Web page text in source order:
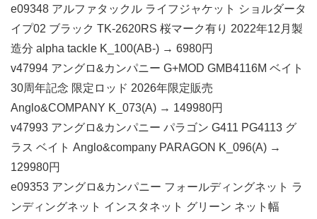
e09348 アルファタックル ライフジャケット ショルダータ
イプ02 ブラック TK-2620RS 桜マーク有り 2022年12月製
造分 alpha tackle K_100(AB-) → 6980円
v47994 アングロ&カンパニー G+MOD GMB4116M ベイト
30周年記念 限定ロッド 2026年限定販売
Anglo&COMPANY K_073(A) → 149980円
v47993 アングロ&カンパニー パラゴン G411 PG4113 グ
ラス ベイト Anglo&company PARAGON K_096(A) →
129980円
e09353 アングロ&カンパニー フォールディングネット ラ
ンディングネット インスタネット グリーン ネット幅